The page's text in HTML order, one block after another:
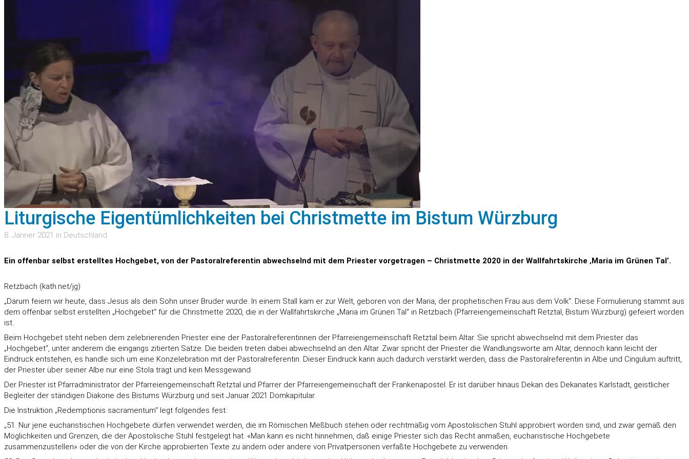
Liturgische Eigentümlichkeiten bei Christmette im Bistum Würzburg
8. Jänner 2021 in Deutschland
Ein offenbar selbst erstelltes Hochgebet, von der Pastoralreferentin abwechselnd mit dem Priester vorgetragen – Christmette 2020 in der Wallfahrtskirche ‚Maria im Grünen Tal’.
Retzbach (kath.net/jg)
„Darum feiern wir heute, dass Jesus als dein Sohn unser Bruder wurde. In einem Stall kam er zur Welt, geboren von der Maria, der prophetischen Frau aus dem Volk“. Diese Formulierung stammt aus
dem offenbar selbst erstellten „Hochgebet“ für die Christmette 2020, die in der Wallfahrtskirche „Maria im Grünen Tal“ in Retzbach (Pfarreiengemeinschaft Retztal, Bistum Würzburg) gefeiert worden
ist.
Beim Hochgebet steht neben dem zelebrierenden Priester eine der Pastoralreferentinnen der Pfarreiengemeinschaft Retztal beim Altar. Sie spricht abwechselnd mit dem Priester das
„Hochgebet“, unter anderem die eingangs zitierten Sätze. Die beiden treten dabei abwechselnd an den Altar. Zwar spricht der Priester die Wandlungsworte am Altar, dennoch kann leicht der
Eindruck entstehen, es handle sich um eine Konzelebration mit der Pastoralreferentin. Dieser Eindruck kann auch dadurch verstärkt werden, dass die Pastoralreferentin in Albe und Cingulum auftritt,
der Priester über seiner Albe nur eine Stola trägt und kein Messgewand.
Der Priester ist Pfarradministrator der Pfarreiengemeinschaft Retztal und Pfarrer der Pfarreiengemeinschaft der Frankenapostel. Er ist darüber hinaus Dekan des Dekanates Karlstadt, geistlicher
Begleiter der ständigen Diakone des Bistums Würzburg und seit Januar 2021 Domkapitular.
Die Instruktion „Redemptionis sacramentum“ legt folgendes fest:
„51. Nur jene eucharistischen Hochgebete dürfen verwendet werden, die im Römischen Meßbuch stehen oder rechtmäßig vom Apostolischen Stuhl approbiert worden sind, und zwar gemäß den
Möglichkeiten und Grenzen, die der Apostolische Stuhl festgelegt hat. «Man kann es nicht hinnehmen, daß einige Priester sich das Recht anmaßen, eucharistische Hochgebete
zusammenzustellen» oder die von der Kirche approbierten Texte zu ändern oder andere von Privatpersonen verfaßte Hochgebete zu verwenden.